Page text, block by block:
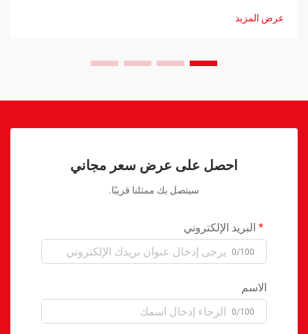
مناسبةٍ تُعدُّ خطوةً جوهريةً نحو تحقيق أهدافك...
عرض المزيد
احصل على عرض سعر مجاني
سيتصل بك ممثلنا قريبًا.
البريد الإلكتروني
0/100
الاسم
0/100